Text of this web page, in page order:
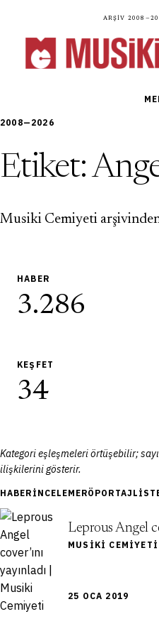
Arşiv
2008—2026
Etiket:
Musiki Cemiyeti
HABER
3.286
KEŞFET
34
Kategori eşleşmeleri örtüşebilir;
ilişkilerini gösterir.
HABER İNCELEMERÖPORTAJ
25 OCA 2019
Leprous Angel
MUSIKI CEMIYETI